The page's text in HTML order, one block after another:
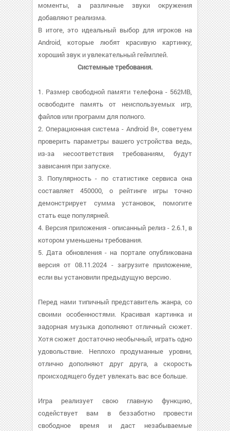
моменты, а различные звуки окружения
добавляют реализма.
В итоге, это идеальный выбор для игроков на
Android, которые любят красивую картинку,
хороший звук и увлекательный геймплей.
Системные требования.
1. Размер свободной памяти телефона - 562MB,
освободите память от неиспользуемых игр,
файлов или программ для полного.
2. Операционная система - Android 8+, советуем
проверить параметры вашего устройства ведь,
из-за несоответствия требованиям, будут
зависания при запуске.
3. Популярность - по статистике сервиса она
составляет 450000, о рейтинге игры точно
демонстрирует сумма установок, помогите
стать еще популярней.
4. Версия приложения - описанный релиз - 2.6.1, в
котором уменьшены требования.
5. Дата обновления - на портале опубликована
версия от 08.11.2024 - загрузите приложение,
если вы установили предыдущую версию.
Перед нами типичный представитель жанра, со
своими особенностями. Красивая картинка и
задорная музыка дополняют отличный сюжет.
Хотя сюжет достаточно необычный, играть одно
удовольствие. Неплохо продуманные уровни,
отлично дополняют друг друга, а скорость
происходящего будет увлекать вас все больше.
Игра реализует свою главную функцию,
содействует вам в беззаботно провести
свободное время и даст незабываемые